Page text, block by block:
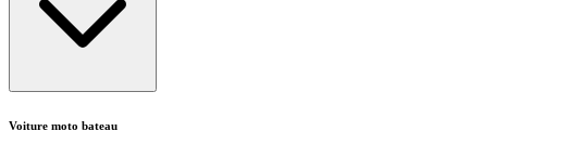
Voiture moto bateau